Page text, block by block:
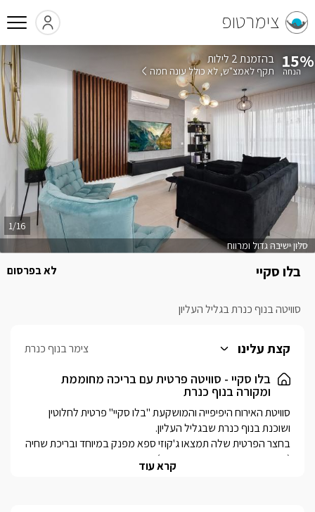
צימרטופ
בלו סקיי
סוויטה בנוף כנרת בגליל העליון
לא בפרסום
סלון ישיבה גדול ומרווח
1/16
15% בהזמנת 2 לילות
תקף לאמצ"ש לא כולל עונה חמה
קצת עלינו צימר בנוף כנרת
בלו סקיי - סוויטה פרטית עם בריכה מחוממת
ומקורה בנוף כנרת
קרא עוד